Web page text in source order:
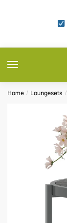
Home / Loungesets /